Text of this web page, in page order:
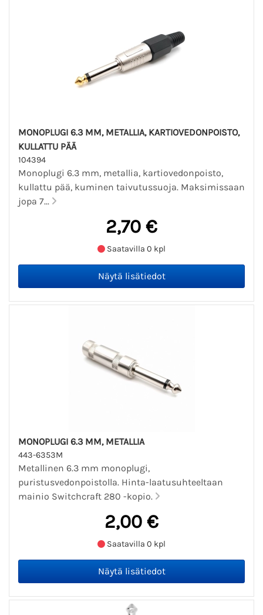
MONOPLUGI 6.3 MM, METALLIA, KARTIOVEDONPOISTO,
KULLATTU PÄÄ
104394
Monoplugi 6.3 mm, metallia, kartiovedonpoisto,
kullattu pää, kuminen taivutussuoja. Maksimissaan
jopa 7...
2,70 €
Saatavilla 0 kpl
MONOPLUGI 6.3 MM, METALLIA
443-6353M
Metallinen 6.3 mm monoplugi,
puristusvedonpoistolla. Hinta-laatusuhteeltaan
mainio Switchcraft 280 -kopio.
2,00 €
Saatavilla 0 kpl